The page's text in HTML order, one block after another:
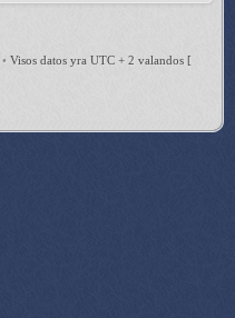
• Visos datos yra UTC + 2 valandos [